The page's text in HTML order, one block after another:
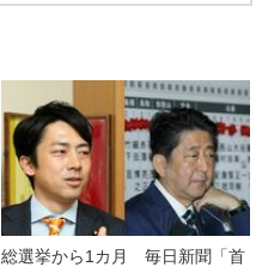
総選挙から1カ月 毎日新聞「首